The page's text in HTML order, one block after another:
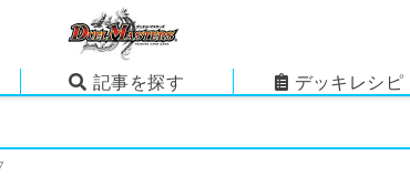
記事を探す デッキレシピ